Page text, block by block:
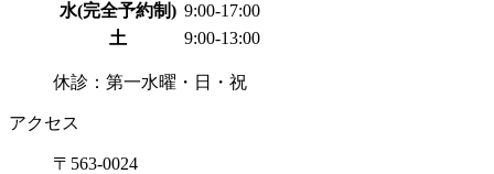
水(完全予約制) 9:00-17:00
土
9:00-13:00
休診：第一水曜・日・祝
アクセス
〒563-0024